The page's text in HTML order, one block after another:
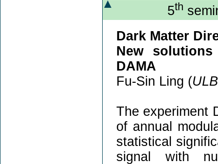
5th
Dark Matter
New
DAMA
Fu-Sin Ling (ULB
The experiment
of annual
statistical
signal with